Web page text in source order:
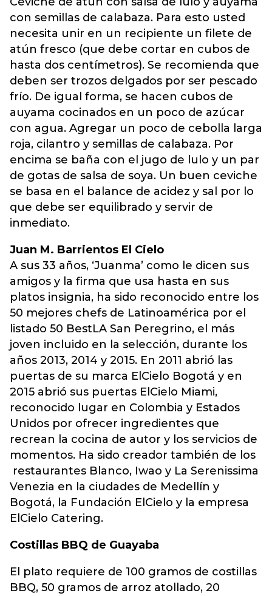
con semillas de calabaza. Para esto usted
necesita unir en un recipiente un filete de
atún fresco (que debe cortar en cubos de
hasta dos centímetros). Se recomienda que
deben ser trozos delgados por ser pescado
frío. De igual forma, se hacen cubos de
auyama cocinados en un poco de azúcar
con agua. Agregar un poco de cebolla larga
roja, cilantro y semillas de calabaza. Por
encima se baña con el jugo de lulo y un par
de gotas de salsa de soya. Un buen ceviche
se basa en el balance de acidez y sal por lo
que debe ser equilibrado y servir de
inmediato.
Juan M. Barrientos El Cielo
A sus 33 años, ‘Juanma’ como le dicen sus
amigos y la firma que usa hasta en sus
platos insignia, ha sido reconocido entre los
50 mejores chefs de Latinoamérica por el
listado 50 BestLA San Peregrino, el más
joven incluido en la selección, durante los
años 2013, 2014 y 2015. En 2011 abrió las
puertas de su marca ElCielo Bogotá y en
2015 abrió sus puertas ElCielo Miami,
reconocido lugar en Colombia y Estados
Unidos por ofrecer ingredientes que
recrean la cocina de autor y los servicios de
momentos. Ha sido creador también de los
restaurantes Blanco, Iwao y La Serenissima
Venezia en la ciudades de Medellín y
Bogotá, la Fundación ElCielo y la empresa
ElCielo Catering.
Costillas BBQ de Guayaba
El plato requiere de 100 gramos de costillas
BBQ, 50 gramos de arroz atollado, 20